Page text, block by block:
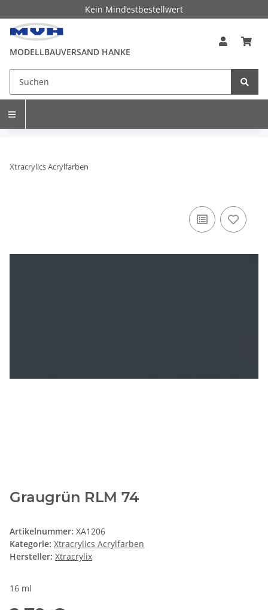
Kein Mindestbestellwert
MODELLBAUVERSAND HANKE
Xtracrylics Acrylfarben
Graugrün RLM 74
Artikelnummer: XA1206
Kategorie: Xtracrylics Acrylfarben
Hersteller: Xtracrylix
16 ml